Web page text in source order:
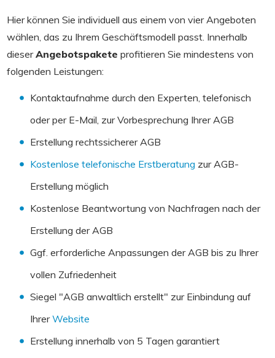
Hier können Sie individuell aus einem von vier Angeboten
wählen, das zu Ihrem Geschäftsmodell passt. Innerhalb
dieserAngebotspakete profitieren Sie mindestens von
folgenden Leistungen:
Kontaktaufnahme durch den Experten, telefonisch
oder per E-Mail, zur Vorbesprechung Ihrer AGB
Erstellung rechtssicherer AGB
Kostenlose telefonische Erstberatung zur AGB-
Erstellung möglich
Kostenlose Beantwortung von Nachfragen nach der
Erstellung der AGB
Ggf. erforderliche Anpassungen der AGB bis zu Ihrer
vollen Zufriedenheit
Siegel "AGB anwaltlich erstellt" zur Einbindung auf
IhrerWebsite
Erstellung innerhalb von 5 Tagen garantiert